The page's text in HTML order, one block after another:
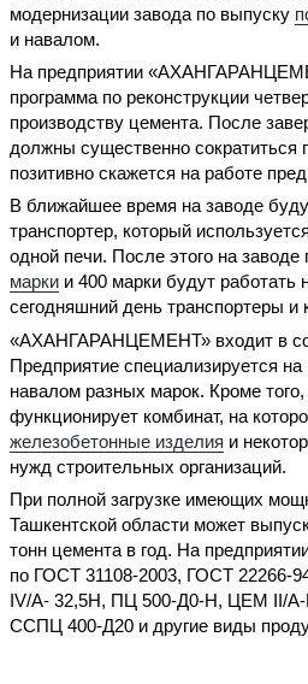
модернизации завода по выпуску
и навалом.
На предприятии
программа по реконструкции
производству цемента. После
должны существенно сократиться
позитивно скажется на работе
В ближайшее время на заводе
транспортер, который
одной печи. После этого на заводе
марки и 400 марки будут
сегодняшний день транспортеры и
«АХАНГАРАНЦЕМЕНТ» входит в
Предприятие специализируется
навалом разных марок. Кроме
функционирует комбинат, на
железобетонные изделия и
нужд строительных организаций.
При полной загрузке имеющих
Ташкентской области может
тонн цемента в год. На
по ГОСТ 31108-2003, ГОСТ 22266-
IV/А- 32,5Н, ПЦ 500-Д0-Н, ЦЕМ II/
ССПЦ 400-Д20 и другие виды